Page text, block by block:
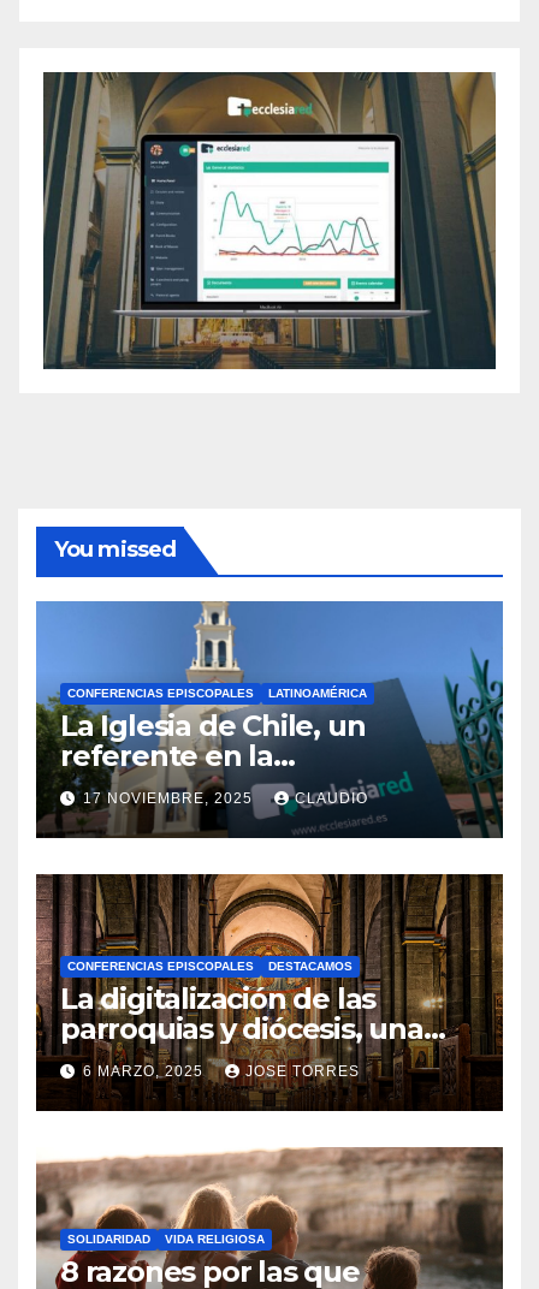
You missed
CONFERENCIAS EPISCOPALES LATINOAMÉRICA
La Iglesia de Chile, un
referente en la
transformación digital
gracias a Ecclesiared
17 NOVIEMBRE, 2025 CLAUDIO
N
O
H
A
Y
C
O
M
N
T
A
R
CONFERENCIAS EPISCOPALES DESTACAMOS
La digitalización de las
parroquias y diócesis, una
realidad ya para el futuro de
la Iglesia
6 MARZO, 2025 JOSE TORRES
N
O
H
A
Y
SOLIDARIDAD VIDA RELIGIOSA
8 razones por las que